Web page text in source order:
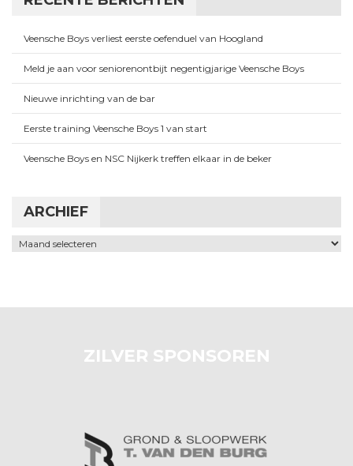
Veensche Boys verliest eerste oefenduel van Hoogland
Meld je aan voor seniorenontbijt negentigjarige Veensche Boys
Nieuwe inrichting van de bar
Eerste training Veensche Boys 1 van start
Veensche Boys en NSC Nijkerk treffen elkaar in de beker
ARCHIEF
Archief
ZILVER SPONSOREN